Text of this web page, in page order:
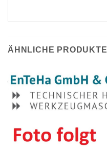
ÄHNLICHE PRODUKTE